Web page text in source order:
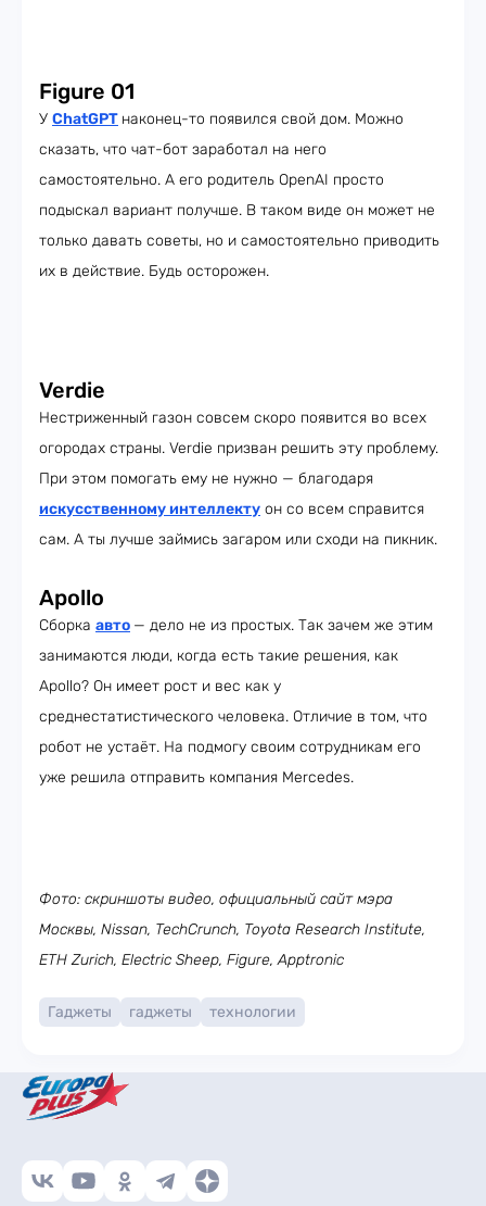
Figure 01
У ChatGPT наконец-то появился свой дом. Можно
сказать, что чат-бот заработал на него
самостоятельно. А его родитель OpenAI просто
подыскал вариант получше. В таком виде он может не
только давать советы, но и самостоятельно приводить
их в действие. Будь осторожен.
Verdie
Нестриженный газон совсем скоро появится во всех
огородах страны. Verdie призван решить эту проблему.
При этом помогать ему не нужно — благодаря
искусственному интеллекту он со всем справится
сам. А ты лучше займись загаром или сходи на пикник.
Apollo
Сборка авто — дело не из простых. Так зачем же этим
занимаются люди, когда есть такие решения, как
Apollo? Он имеет рост и вес как у
среднестатистического человека. Отличие в том, что
робот не устаёт. На подмогу своим сотрудникам его
уже решила отправить компания Mercedes.
Фото: скриншоты видео, официальный сайт мэра
Москвы, Nissan, TechCrunch, Toyota Research Institute,
ETH Zurich, Electric Sheep, Figure, Apptronic
Гаджеты гаджеты технологии